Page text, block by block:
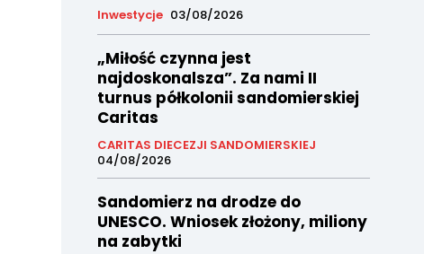
Inwestycje 03/08/2026
„Miłość czynna jest
najdoskonalsza”. Za nami II
turnus półkolonii sandomierskiej
Caritas
CARITAS DIECEZJI SANDOMIERSKIEJ
04/08/2026
Sandomierz na drodze do
UNESCO. Wniosek złożony, miliony
na zabytki